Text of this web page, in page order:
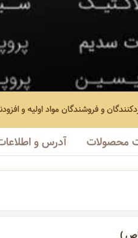
و فروشندگان مواد اولیه و
محصولات آدرس و